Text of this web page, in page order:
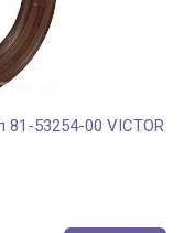
53254-00 VICTOR